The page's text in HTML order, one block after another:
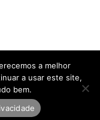
a melhor
a usar este site,
bem.